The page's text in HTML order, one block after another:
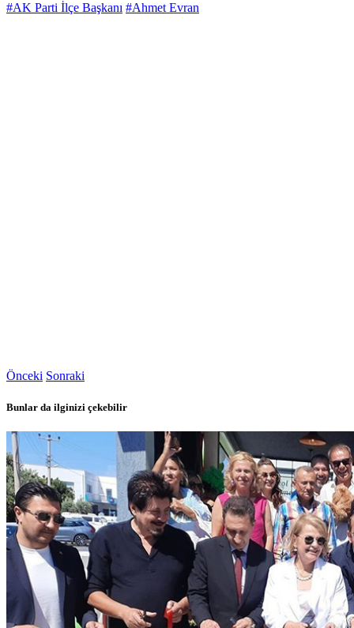
#AK Parti İlçe Başkanı #Ahmet Evran
Önceki Sonraki
Bunlar da ilginizi çekebilir